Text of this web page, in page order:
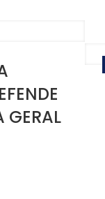
GERAL